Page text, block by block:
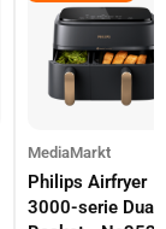
MediaMarkt
Philips Airfryer
3000-serie Dual